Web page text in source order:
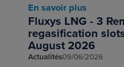
En savoir plus
Fluxys LNG - 3
regasification
August 2026
Actualités09/06/2026